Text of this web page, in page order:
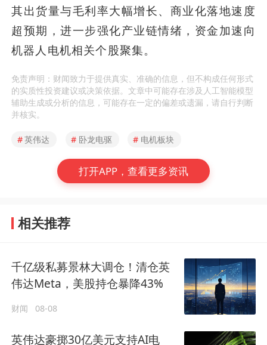
其出货量与毛利率大幅增长、商业化落地速度
超预期，进一步强化产业链情绪，资金加速向
机器人电机相关个股聚集。
免责声明：财闻致力于提供真实、准确的信息，但不构成任何形式
的实质性投资建议或决策依据。文章中可能存在涉及人工智能模型
辅助生成或分析的信息，可能存在一定的偏差或遗漏，请自行判断
并核实。
#英伟达 # 卧龙电驱 # 电机板块
打开APP，查看更多资讯
相关推荐
千亿级私募景林大调仓！清仓英
伟达Meta，美股持仓暴降43%
财闻 08-08
英伟达豪掷30亿美元支持AI电